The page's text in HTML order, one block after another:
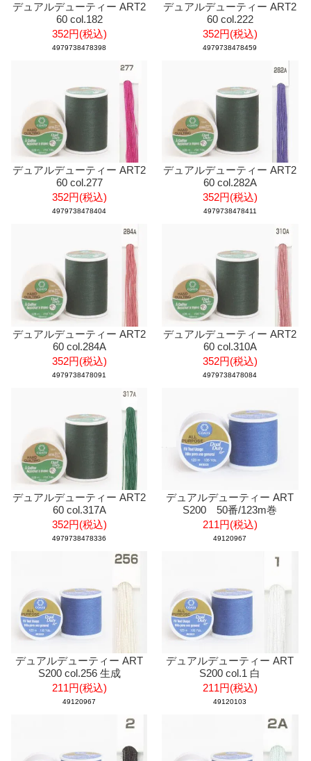
デュアルデューティー ART2
60 col.182
352円(税込)
4979738478398
デュアルデューティー ART2
60 col.222
352円(税込)
4979738478459
デュアルデューティー ART2
60 col.277
352円(税込)
4979738478404
デュアルデューティー ART2
60 col.282A
352円(税込)
4979738478411
デュアルデューティー ART2
60 col.284A
352円(税込)
4979738478091
デュアルデューティー ART2
60 col.310A
352円(税込)
4979738478084
デュアルデューティー ART2
60 col.317A
352円(税込)
4979738478336
デュアルデューティー ART
S200 50番/123m巻
211円(税込)
49120967
デュアルデューティー ART
S200 col.256 生成
211円(税込)
49120967
デュアルデューティー ART
S200 col.1 白
211円(税込)
49120103